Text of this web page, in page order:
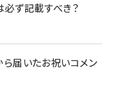
ず記載すべき？
届いたお祝いコメン